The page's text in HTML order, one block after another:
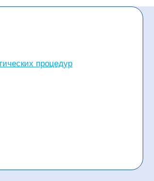
процедур